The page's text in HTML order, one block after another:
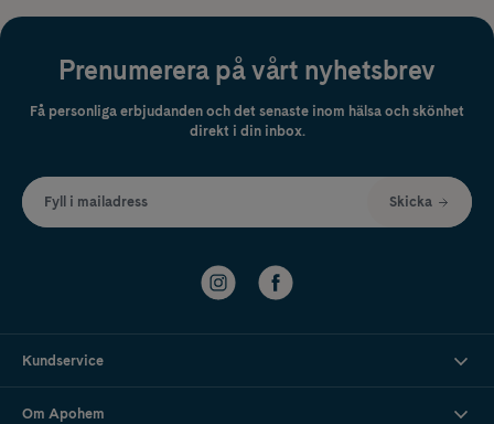
Prenumerera på vårt nyhetsbrev
Få personliga erbjudanden och det senaste inom hälsa och skönhet
direkt i din inbox.
Fyll i mailadress Skicka
Kundservice
Om Apohem